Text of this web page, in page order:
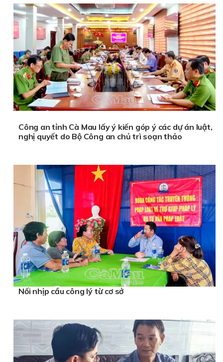
Công an tỉnh Cà Mau lấy ý kiến góp ý các dự án luật,
nghị quyết do Bộ Công an chủ trì soạn thảo
Nối nhịp cầu công lý từ cơ sở